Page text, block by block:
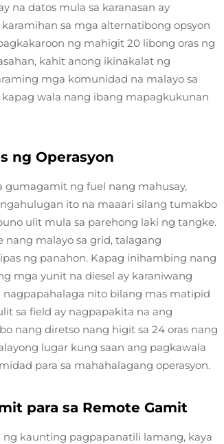
na datos mula sa karanasan ay
sa mga alternatibong opsyon
ng mahigit 20 libong oras ng
kahit anong ikinakalat ng
mga komunidad na malayo sa
wala nang ibang mapagkukunan
ng Operasyon
gumagamit ng fuel nang mahusay,
ito na maaari silang tumakbo
ulit mula sa parehong laki ng tangke.
nang malayo sa grid, talagang
ng panahon. Kapag inihambing nang
mga yunit na diesel ay karaniwang
nito bilang mas matipid
sa field ay nagpapakita na ang
nang diretso nang higit sa 24 oras nang
lugar kung saan ang pagkawala
para sa mahahalagang operasyon.
para sa Remote Gamit
kaunting pagpapanatili lamang, kaya